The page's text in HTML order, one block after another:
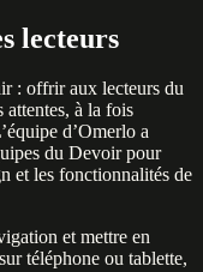
lecteurs
: offrir aux lecteurs du
à la fois
d’Omerlo a
du Devoir pour
et les fonctionnalités de
et mettre en
téléphone ou tablette,